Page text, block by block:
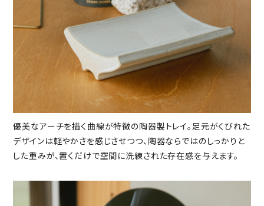
優美なアーチを描く曲線が特徴の陶器製トレイ。足元がくびれた
デザインは軽やかさを感じさせつつ、陶器ならではのしっかりと
した重みが、置くだけで空間に洗練された存在感を与えます。